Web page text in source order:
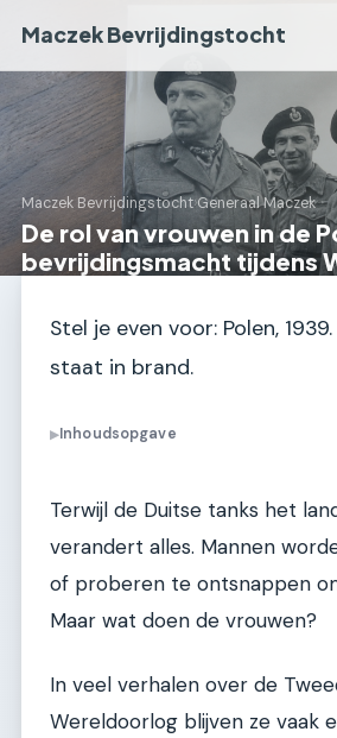
Maczek Bevrijdingstocht
Maczek Bevrijdingstocht›Generaal Maczek
De rol van vrouwen in de
bevrijdingsmacht tijdens
Stel je even voor: Polen,
staat in brand.
▶Inhoudsopgave
Terwijl de Duitse tanks het
verandert alles. Mannen
of proberen te ontsnappen
Maar wat doen de vrouwen?
In veel verhalen over de
Wereldoorlog blijven ze vaak